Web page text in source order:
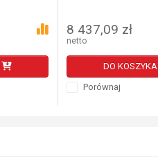
8 437,09 zł
netto
DO KOSZYKA
Porównaj